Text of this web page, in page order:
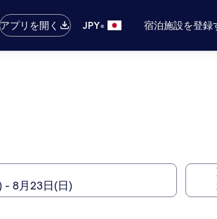
アプリを開く JPY• 宿泊施設を登録